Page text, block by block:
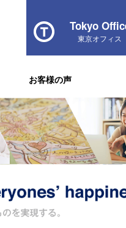
お客様の声
Tokyo
東京オフィス